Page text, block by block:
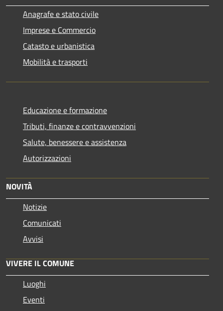
Anagrafe e stato civile
Imprese e Commercio
Catasto e urbanistica
Mobilità e trasporti
Educazione e formazione
Tributi, finanze e contravvenzioni
Salute, benessere e assistenza
Autorizzazioni
NOVITÀ
Notizie
Comunicati
Avvisi
VIVERE IL COMUNE
Luoghi
Eventi